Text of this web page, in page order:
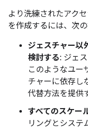
より洗練されたアク
を作成するには、次
ジェスチャー以
検討する: ジェ
このようなユー
チャーに依存し
代替方法を提供
すべてのスケー
リングとシステ